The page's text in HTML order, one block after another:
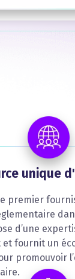
unique
premier
d’une
et fournit un
promouvoir